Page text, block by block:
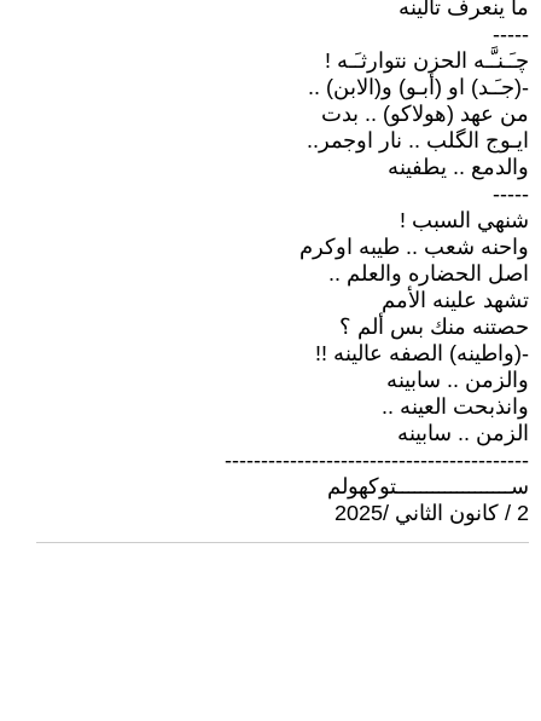
ما ينعرف تالينه
-----
چـَـنـَّـه الحزن نتوارثـَـه !
-(جـَـد) او (أبـو) و(الابن) ..
من عهد (هولاكو) .. بدت
ايـوج الگلب .. نار اوجمر..
والدمع .. يطفينه
-----
شنهي السبب !
واحنه شعب .. طيبه اوكرم
اصل الحضاره والعلم ..
تشهد علينه الأمم
حصتنه منك بس ألم ؟
-(واطينه) الصفه عالينه !!
والزمن .. سابينه
وانذبحت العينه ..
الزمن .. سابينه
------------------------------------------
ســـــــــــــــــــتوكهولم
2 / كانون الثاني /2025